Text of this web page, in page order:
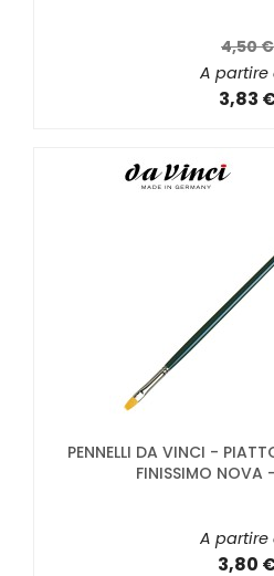
4,50 €
A partire
3,83
PENNELLI DA VINCI -
FINISSIMO NOVA
A partire
3,80